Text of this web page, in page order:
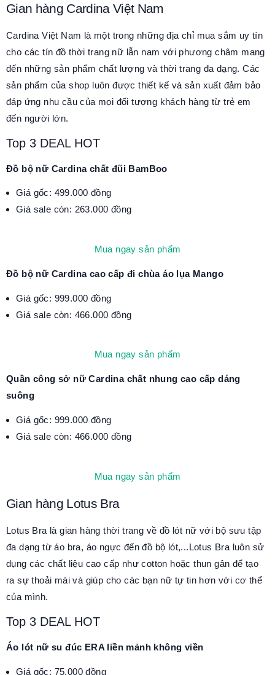
Gian hàng Cardina Việt Nam
Cardina Việt Nam là một trong những địa chỉ mua sắm uy tín
cho các tín đồ thời trang nữ lẫn nam với phương châm mang
đến những sản phẩm chất lượng và thời trang đa dạng. Các
sản phẩm của shop luôn được thiết kế và sản xuất đảm bảo
đáp ứng nhu cầu của mọi đối tượng khách hàng từ trẻ em
đến người lớn.
Top 3 DEAL HOT
Đồ bộ nữ Cardina chất đũi BamBoo
Giá gốc: 499.000 đồng
Giá sale còn: 263.000 đồng
Mua ngay sản phẩm
Đồ bộ nữ Cardina cao cấp đi chùa áo lụa Mango
Giá gốc: 999.000 đồng
Giá sale còn: 466.000 đồng
Mua ngay sản phẩm
Quần công sở nữ Cardina chất nhung cao cấp dáng
suông
Giá gốc: 999.000 đồng
Giá sale còn: 466.000 đồng
Mua ngay sản phẩm
Gian hàng Lotus Bra
Lotus Bra là gian hàng thời trang về đồ lót nữ với bộ sưu tập
đa dạng từ áo bra, áo ngực đến đồ bộ lót,...Lotus Bra luôn sử
dụng các chất liệu cao cấp như cotton hoặc thun gân để tạo
ra sự thoải mái và giúp cho các bạn nữ tự tin hơn với cơ thể
của mình.
Top 3 DEAL HOT
Áo lót nữ su đúc ERA liền mảnh không viền
Giá gốc: 75.000 đồng